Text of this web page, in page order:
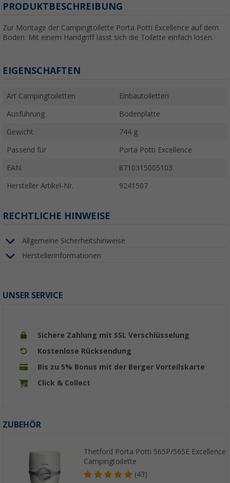
PRODUKTBESCHREIBUNG
Zur Montage der Campingtoilette Porta Potti Excellence auf dem
Boden. Mit einem Handgriff lässt sich die Toilette einfach lösen.
EIGENSCHAFTEN
Art Campingtoiletten Einbautoiletten
Ausführung Bodenplatte
Gewicht 744 g
Passend für Porta Potti Excellence
EAN 8710315005103
Hersteller Artikel-Nr. 9241507
RECHTLICHE HINWEISE
Allgemeine Sicherheitshinweise
Herstellerinformationen
UNSER SERVICE
Sichere Zahlung mit SSL Verschlüsselung
Kostenlose Rücksendung
Bis zu 5% Bonus mit der Berger Vorteilskarte
Click & Collect
ZUBEHÖR
Thetford Porta Potti 565P/565E Excellence
Campingtoilette
(43)